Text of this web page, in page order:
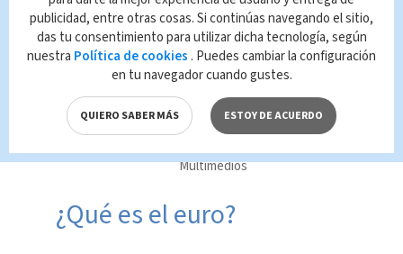
Detienen a
sospechoso de
minería ilegal tras
operativo nocturno
en Cutris
Nacional Redacción
Multimedios
¿Qué es el euro?
publicidad, entre otras cosas. Si continúas navegando el sitio,
das tu consentimiento para utilizar dicha tecnología, según
nuestra Política de cookies . Puedes cambiar la configuración
en tu navegador cuando gustes.
QUIERO SABER MÁS ESTOY DE ACUERDO